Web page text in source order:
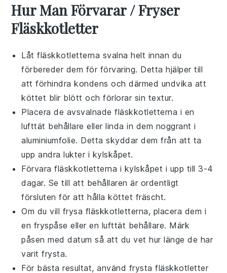
Hur Man Förvarar / Fryser
Fläskkotletter
Låtfläskkotletterna svalna helt innan du
förbereder dem för förvaring. Detta hjälper till
att förhindra kondens och därmed undvika att
köttet blir blött och förlorar sin textur.
Placera de avsvalnadefläskkotletterna i en
lufttät behållare eller linda in dem noggrant i
aluminiumfolie. Detta skyddar dem från att ta
upp andra lukter i kylskåpet.
Förvarafläskkotletterna i kylskåpet i upp till 3-4
dagar. Se till att behållaren är ordentligt
försluten för att hålla köttet fräscht.
Om du vill frysa fläskkotletterna, placera dem i
en fryspåse eller en lufttät behållare. Märk
påsen med datum så att du vet hur länge de har
varit frysta.
För bästa resultat, använd frystafläskkotletter